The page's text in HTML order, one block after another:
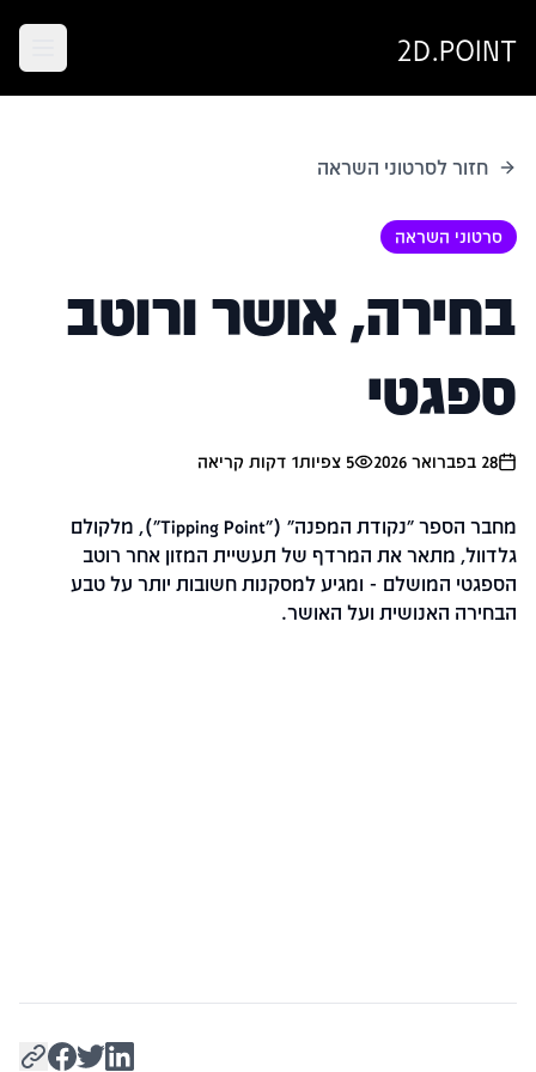
2D.POINT
חזור לסרטוני השראה
סרטוני השראה
בחירה, אושר ורוטב
ספגטי
28 בפברואר 2026 5 צפיות1 דקות קריאה
מחבר הספר "נקודת המפנה" ("Tipping Point"), מלקולם
גלדוול, מתאר את המרדף של תעשיית המזון אחר רוטב
הספגטי המושלם - ומגיע למסקנות חשובות יותר על טבע
הבחירה האנושית ועל האושר.